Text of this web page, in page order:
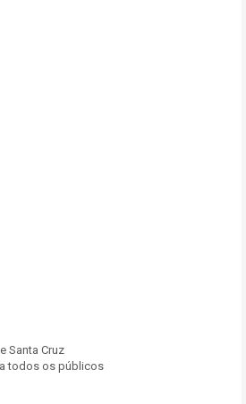
Santa Cruz
todos os públicos